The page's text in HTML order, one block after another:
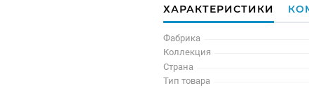
ХАРАКТЕРИСТИКИ
Фабрика
Коллекция
Страна
Тип товара